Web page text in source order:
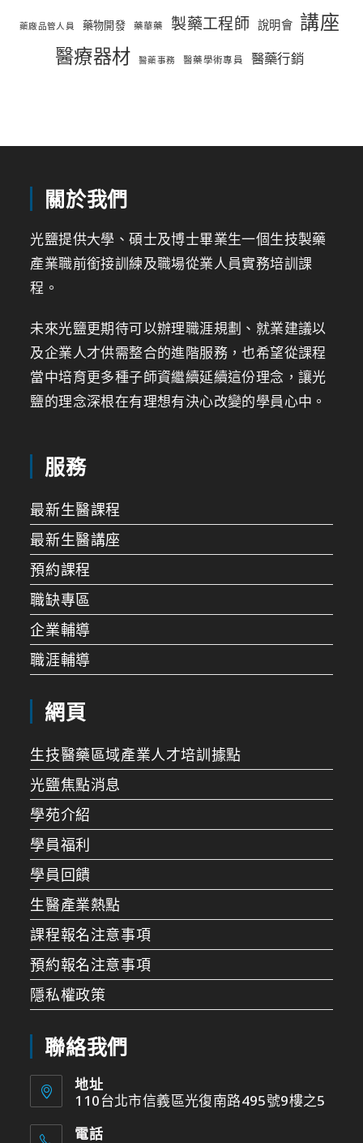
藥廠品管人員 藥物開發 藥華藥 製藥工程師 說明會 講座
醫療器材 醫藥事務 醫藥學術專員 醫藥行銷
關於我們
光鹽提供大學、碩士及博士畢業生一個生技製藥
產業職前銜接訓練及職場從業人員實務培訓課
程。
未來光鹽更期待可以辦理職涯規劃、就業建議以
及企業人才供需整合的進階服務，也希望從課程
當中培育更多種子師資繼續延續這份理念，讓光
鹽的理念深根在有理想有決心改變的學員心中。
服務
最新生醫課程
最新生醫講座
預約課程
職缺專區
企業輔導
職涯輔導
網頁
生技醫藥區域產業人才培訓據點
光鹽焦點消息
學苑介紹
學員福利
學員回饋
生醫產業熱點
課程報名注意事項
預約報名注意事項
隱私權政策
聯絡我們
地址
110台北市信義區光復南路495號9樓之5
電話